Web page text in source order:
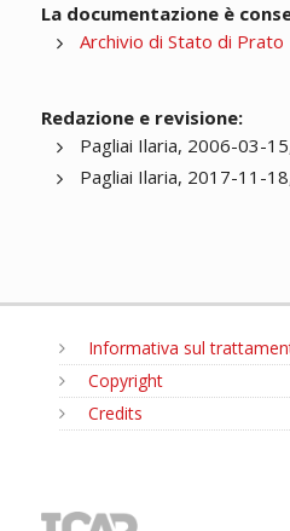
La documentazione è
Archivio di Stato di Prato
Redazione e revisione:
Pagliai Ilaria, 2006-03-
Pagliai Ilaria, 2017-11-
Informativa sul
Copyright
Credits